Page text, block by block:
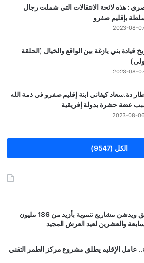
: هذه لائحة الانتقالات التي شملت رجال
بإقليم صفرو
2023-08-07
قيادة بني يازغة بين الواقع والخيال (الحلقة
2023-08-07
دة.سعاد كيفاني ابنة إقليم صفرو في ذمة الله
عضة حشرة بدولة إفريقية
2023-08-06
الكل (9547)
عامل إقليم صفرو يطلق ويدشن مشاريع تنموية بأزيد من 186 مليون
والعشرين لعيد العرش المجيد
عامل الإقليم يطلق مشروع مركز الطمر التقني